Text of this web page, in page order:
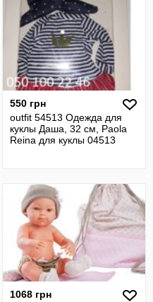
550 грн
outfit 54513 Одежда для
куклы Даша, 32 см, Paola
Reina для куклы 04513
1068 грн